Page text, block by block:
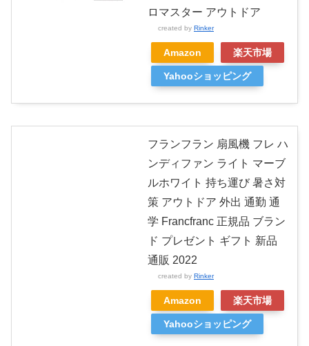
ロマスター アウトドア
created by Rinker
Amazon 楽天市場
Yahooショッピング
フランフラン 扇風機 フレ ハ
ンディファン ライト マーブ
ルホワイト 持ち運び 暑さ対
策 アウトドア 外出 通勤 通
学 Francfranc 正規品 ブラン
ド プレゼント ギフト 新品
通販 2022
created by Rinker
Amazon 楽天市場
Yahooショッピング